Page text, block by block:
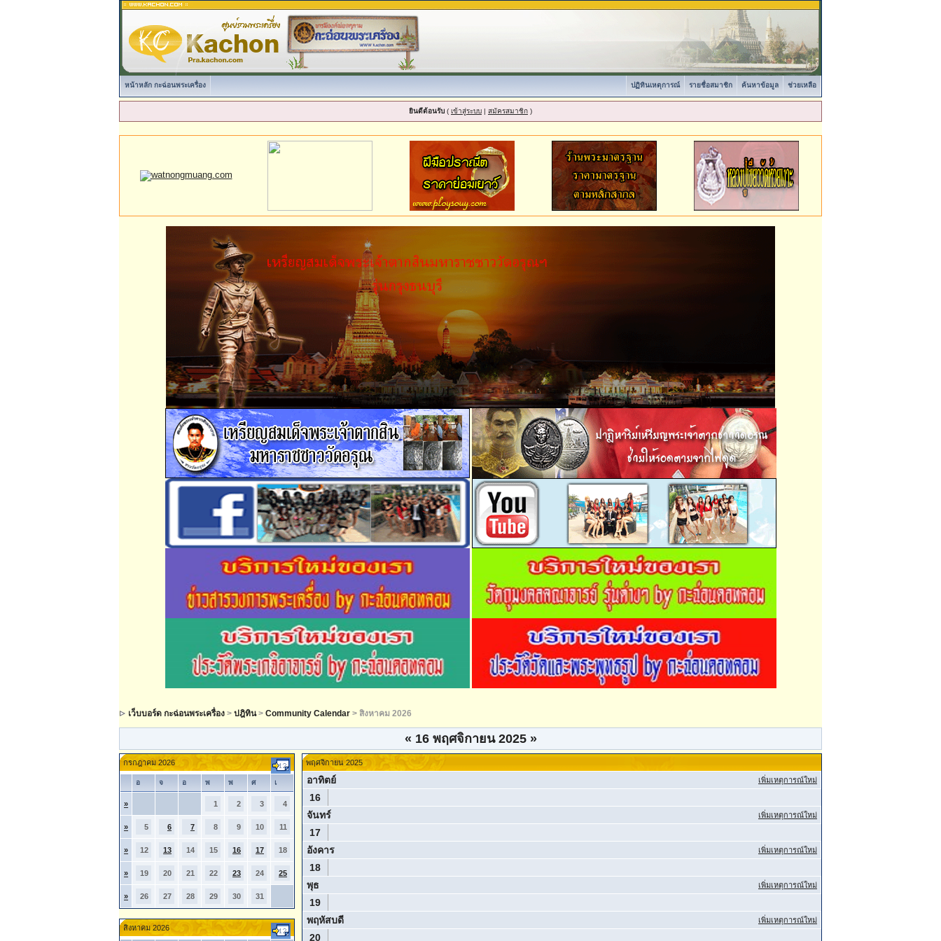
หน้าหลัก กะฉ่อนพระเครื่อง ช่วยเหลือ
ค้นหาข้อมูล
รายชื่อสมาชิก
ปฏิทินเหตุการณ์
ยินดีต้อนรับ ( เข้าสู่ระบบ | สมัครสมาชิก )
เว็บบอร์ด กะฉ่อนพระเครื่อง > ปฎิทิน> Community Calendar > สิงหาคม 2026
« 16 พฤศจิกายน 2025 »
กรกฎาคม 2026
อ จ อ พ พ ศ เ
» 1 2 3 4
» 5 6 7 8 9 10 11
» 12 13 14 15 16 17 18
» 19 20 21 22 23 24 25
» 26 27 28 29 30 31
สิงหาคม 2026
พฤศจิกายน 2025
เพิ่มเหตุการณ์ใหม่
อาทิตย์
16
เพิ่มเหตุการณ์ใหม่
จันทร์
17
เพิ่มเหตุการณ์ใหม่
อังคาร
18
เพิ่มเหตุการณ์ใหม่
พุธ
19
เพิ่มเหตุการณ์ใหม่
พฤหัสบดี
20